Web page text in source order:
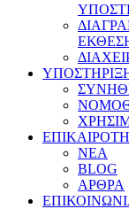
ΝΕΑ
BLOG
ΑΡΘΡΑ